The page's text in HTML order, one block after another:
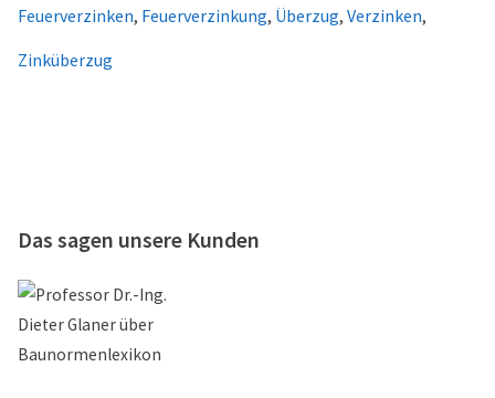
Feuerverzinken, Feuerverzinkung, Überzug, Verzinken,
Zinküberzug
Das sagen unsere Kunden